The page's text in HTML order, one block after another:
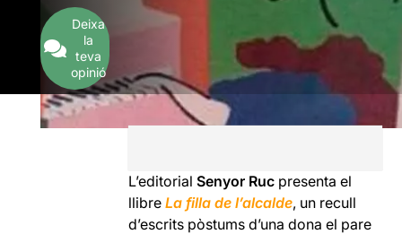
Deixa
la
teva
opinió
L’editorialSenyor Ruc presenta el
llibre La filla de l’alcalde, un recull
d’escrits pòstums d’una dona el pare